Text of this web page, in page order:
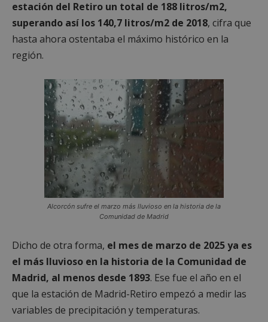
estación del Retiro un total de 188 litros/m2,
superando así los 140,7 litros/m2 de 2018, cifra que
hasta ahora ostentaba el máximo histórico en la
región.
Alcorcón sufre el marzo más lluvioso en la historia de la
Comunidad de Madrid
Dicho de otra forma, el mes de marzo de 2025 ya es
el más lluvioso en la historia de la Comunidad de
Madrid, al menos desde 1893. Ese fue el año en el
que la estación de Madrid-Retiro empezó a medir las
variables de precipitación y temperaturas.